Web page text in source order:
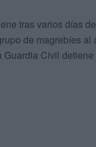
tras varios días
de magrebíes
Civil